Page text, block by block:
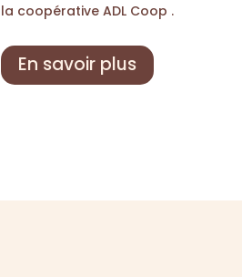
la coopérative ADL Coop .
En savoir plus